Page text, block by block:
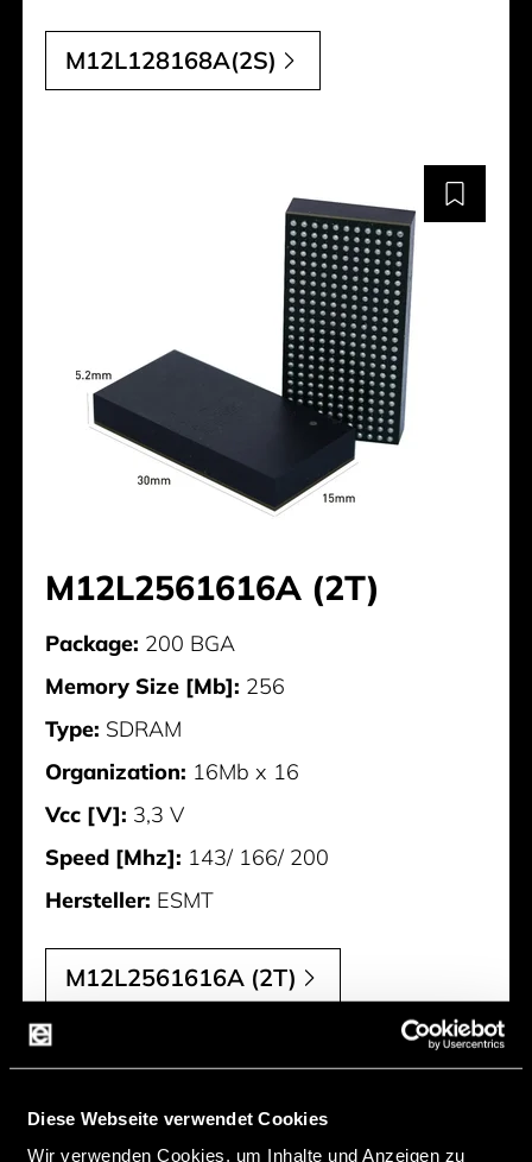
Diese Webseite verwendet Cookies
Wir verwenden Cookies, um Inhalte und Anzeigen zu
M12L128168A(2S)
M12L2561616A (2T)
Package: 200 BGA
Memory Size [Mb]: 256
Type: SDRAM
Organization: 16Mb x 16
Vcc [V]: 3,3 V
Speed [Mhz]: 143/ 166/ 200
Hersteller: ESMT
M12L2561616A (2T)